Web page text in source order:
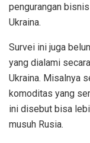
pengurangan
Ukraina.
Survei ini juga
yang dialami
Ukraina. Misalnya
komoditas yang
ini disebut bisa
musuh Rusia.